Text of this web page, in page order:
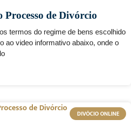
Processo de Divórcio
termos do regime de bens escolhido
ao video informativo abaixo, onde o
DIVÓCIO ONLINE